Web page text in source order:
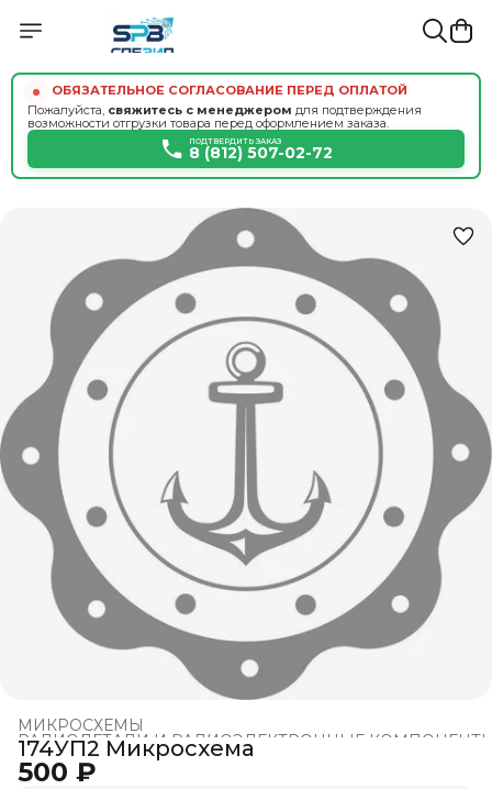
ОБЯЗАТЕЛЬНОЕ СОГЛАСОВАНИЕ ПЕРЕД ОПЛАТОЙ
Пожалуйста, свяжитесь с менеджером для подтверждения
возможности отгрузки товара перед оформлением заказа.
ПОДТВЕРДИТЬ ЗАКАЗ
8 (812) 507-02-72
МИКРОСХЕМЫ
РАДИОДЕТАЛИ И РАДИОЭЛЕКТРОННЫЕ
Главная ›
174УП2 Микросхема
500 ₽